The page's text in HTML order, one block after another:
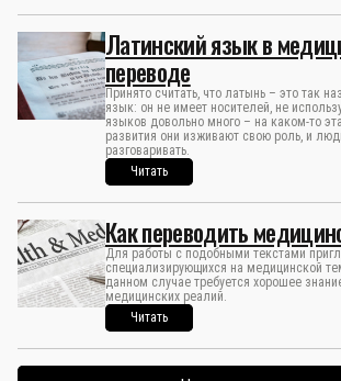
Латинский язык в
переводе
Принято считать, что латынь – это так
язык: он не имеет носителей, не
языков довольно много – на каком-то
развития они изживают свою роль, и
разговаривать.
Читать
Как переводить
Для работы с подобными текстами
специализирующихся на медицинской
данном случае требуется хорошее
медицинских реалий.
Читать